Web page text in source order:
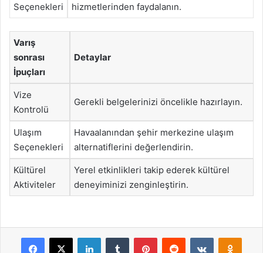
Seçenekleri
hizmetlerinden faydalanın.
Varış
sonrası
İpuçları
Detaylar
Vize
Kontrolü
Gerekli belgelerinizi öncelikle hazırlayın.
Ulaşım
Seçenekleri
Havaalanından şehir merkezine ulaşım
alternatiflerini değerlendirin.
Kültürel
Aktiviteler
Yerel etkinlikleri takip ederek kültürel
deneyiminizi zenginleştirin.
Facebook
X LinkedInTumblr PinterestReddit VKontakte